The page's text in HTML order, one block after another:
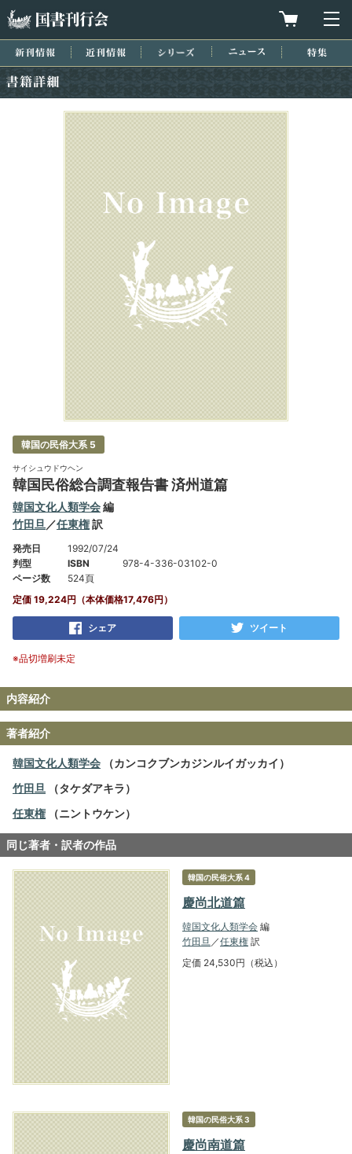
買物カゴを
新刊情報 近刊情報 シリーズ ニュース
韓国の民俗大系 5
サイシュウドウヘン
韓国民俗総合調査報告書 済州道篇
韓国文化人類学会編
竹田旦／任東権訳
発売日
1992/07/24
判型
ISBN
978-4-336-03102-0
ページ数
524頁
定価 19,224円（本体価格17,476円）
シェア ツイート
※品切増刷未定
内容紹介
著者紹介
韓国文化人類学会 （カンコクブンカジンルイガッカイ）
竹田旦 （タケダアキラ）
任東権 （ニントウケン）
同じ著者・訳者の作品
韓国の民俗大系 4
慶尚北道篇
韓国文化人類学会 編
竹田旦 ／任東権 訳
定価 24,530円（税込）
韓国の民俗大系 3
慶尚南道篇